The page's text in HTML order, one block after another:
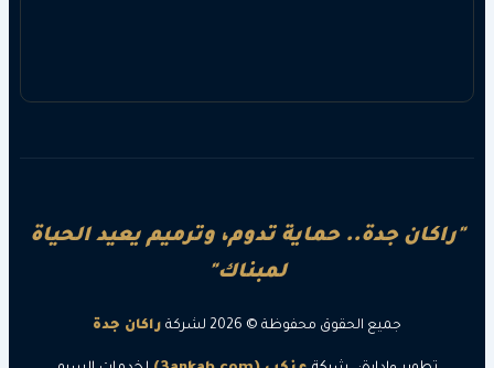
جدة.. حماية تدوم، وترميم يعيد الحياة
لمبناك"
جميع الحقوق محفوظة © 2026 لشركة راكان جدة